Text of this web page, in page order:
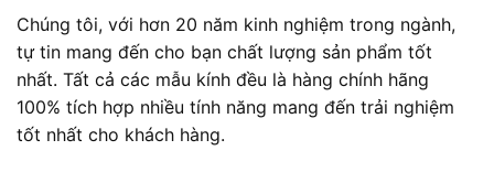
Chúng tôi, với hơn 20 năm kinh nghiệm trong ngành,
tự tin mang đến cho bạn chất lượng sản phẩm tốt
nhất. Tất cả các mẫu kính đều là hàng chính hãng
100% tích hợp nhiều tính năng mang đến trải nghiệm
tốt nhất cho khách hàng.